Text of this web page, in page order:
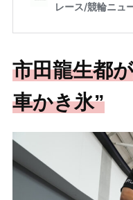
市田龍生都
車かき氷”